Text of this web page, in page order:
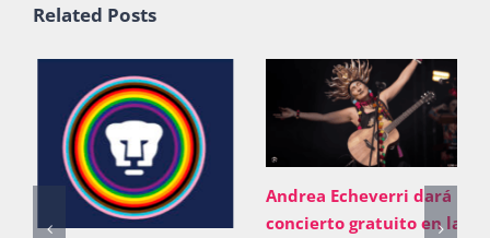
Related Posts
Andrea Echeverri dará
concierto gratuito en la